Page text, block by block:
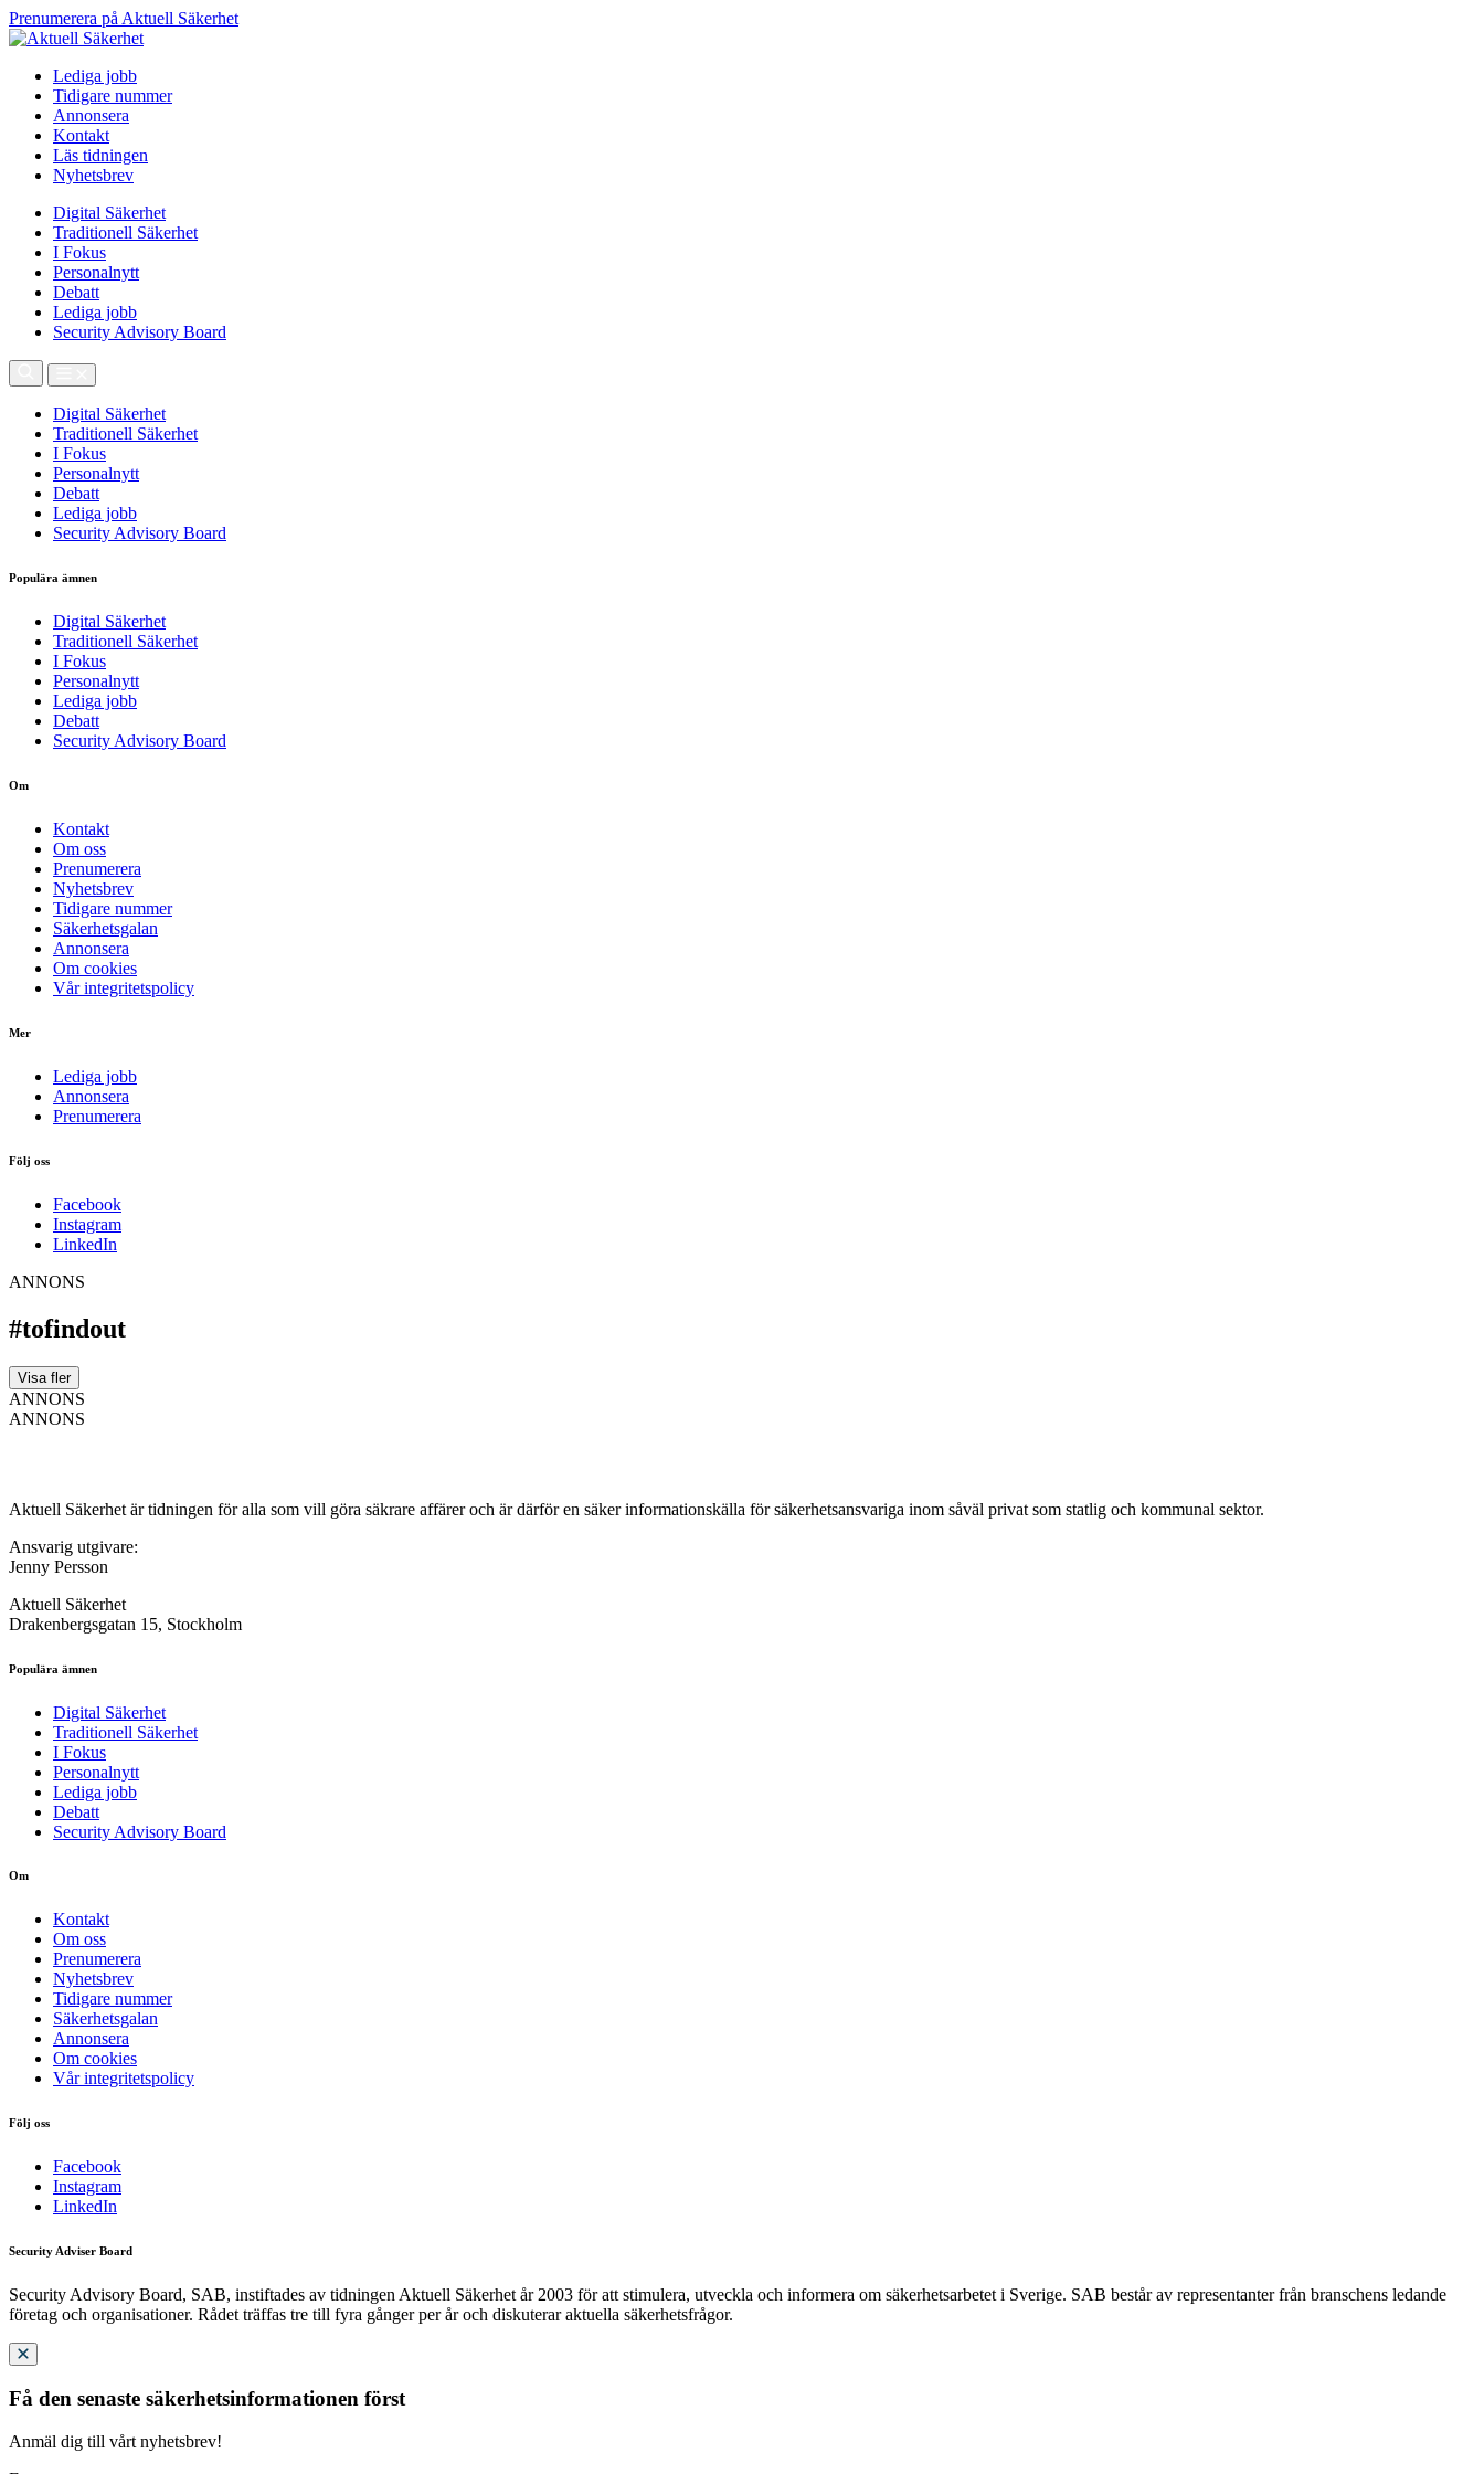
Prenumerera på Aktuell Säkerhet
Lediga jobb
Tidigare nummer
Annonsera
Kontakt
Läs tidningen
Nyhetsbrev
Digital Säkerhet
Traditionell Säkerhet
I Fokus
Personalnytt
Debatt
Lediga jobb
Security Advisory Board
Digital Säkerhet
Traditionell Säkerhet
I Fokus
Personalnytt
Debatt
Lediga jobb
Security Advisory Board
Populära ämnen
Digital Säkerhet
Traditionell Säkerhet
I Fokus
Personalnytt
Lediga jobb
Debatt
Security Advisory Board
Om
Kontakt
Om oss
Prenumerera
Nyhetsbrev
Tidigare nummer
Säkerhetsgalan
Annonsera
Om cookies
Vår integritetspolicy
Mer
Lediga jobb
Annonsera
Prenumerera
Följ oss
Facebook
Instagram
LinkedIn
ANNONS
#tofindout
Visa fler
ANNONS
ANNONS
Aktuell Säkerhet är tidningen för alla som vill göra säkrare affärer och är därför en säker informationskälla för säkerhets­ansvariga inom såväl privat som statlig och kommunal sektor.
Ansvarig utgivare:
Jenny Persson
Aktuell Säkerhet
Drakenbergsgatan 15, Stockholm
Populära ämnen
Digital Säkerhet
Traditionell Säkerhet
I Fokus
Personalnytt
Lediga jobb
Debatt
Security Advisory Board
Om
Kontakt
Om oss
Prenumerera
Nyhetsbrev
Tidigare nummer
Säkerhetsgalan
Annonsera
Om cookies
Vår integritetspolicy
Följ oss
Facebook
Instagram
LinkedIn
Security Adviser Board
Security Advisory Board, SAB, instiftades av tidningen Aktuell Säkerhet år 2003 för att stimulera, utveckla och informera om säkerhetsarbetet i Sverige. SAB består av representanter från branschens ledande
företag och organisationer. Rådet träffas tre till fyra gånger per år och diskuterar aktuella säkerhetsfrågor.
Få den senaste säkerhetsinformationen först
Anmäl dig till vårt nyhetsbrev!